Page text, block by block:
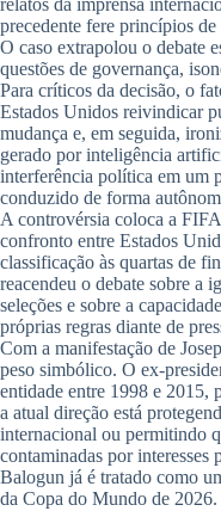
relatos da imprensa
precedente fere princípios
O caso extrapolou o debate
questões de governança,
Para críticos da decisão, o
Estados Unidos reivindicar
mudança e, em seguida,
gerado por inteligência
interferência política em um
conduzido de forma
A controvérsia coloca a
confronto entre Estados
classificação às quartas de
reacendeu o debate sobre a
seleções e sobre a
próprias regras diante de
Com a manifestação de
peso simbólico. O ex-
entidade entre 1998 e 2015,
a atual direção está
internacional ou permitindo
contaminadas por interesses
Balogun já é tratado como
da Copa do Mundo de 2026.